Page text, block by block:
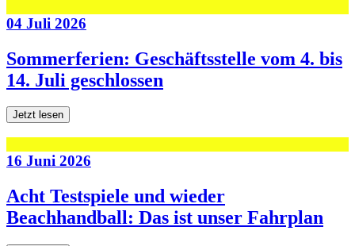
04 Juli 2026
Sommerferien: Geschäftsstelle vom 4. bis
14. Juli geschlossen
Jetzt lesen
16 Juni 2026
Acht Testspiele und wieder
Beachhandball: Das ist unser Fahrplan